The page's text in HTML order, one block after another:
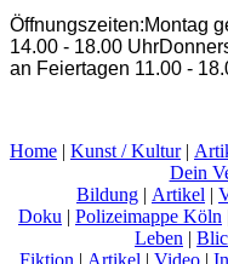
Öffnungszeiten:Montag
14.00 - 18.00
an Feiertagen 11.00 -
Home | Kunst / Kultur|
Dein
Bildung | Artikel |
Doku | Polizeimappe Köln
Leben |
Fiktion | Artikel | Video |